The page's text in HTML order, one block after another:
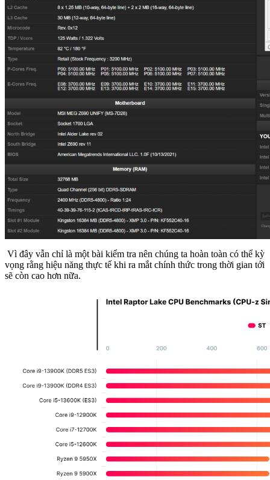
Vì đây vẫn chỉ là một bài kiểm tra nên chúng ta hoàn toàn có thể kỳ
vọng rằng hiệu năng thực tế khi ra mắt chính thức trong thời gian tới
sẽ còn cao hơn nữa.